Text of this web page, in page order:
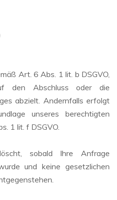
Art. 6 Abs. 1 lit. b DSGVO,
den Abschluss oder die
abzielt. Andernfalls erfolgt
unseres berechtigten
1 lit. f DSGVO.
sobald Ihre Anfrage
und keine gesetzlichen